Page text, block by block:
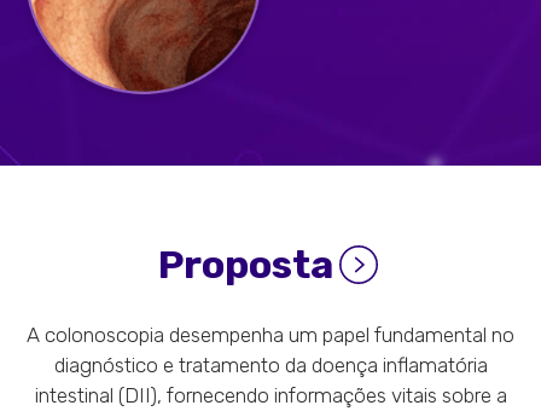
Proposta
A colonoscopia desempenha um papel fundamental no
diagnóstico e tratamento da doença inflamatória
intestinal (DII), fornecendo informações vitais sobre a